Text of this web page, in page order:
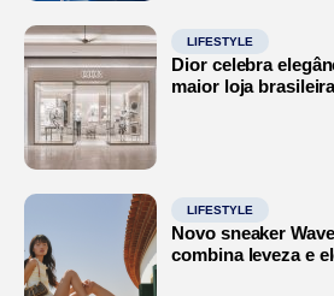
LIFESTYLE
Dior celebra
maior loja
LIFESTYLE
Novo sneaker
combina leveza e